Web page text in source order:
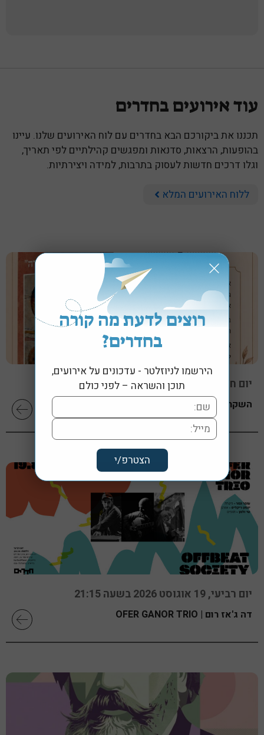
עוד אירועים בחדרים
תכננו את ביקורכם הבא בחדרים עם לוח האירועים שלנו. עיינו
בהופעות, הרצאות, סדנאות ומפגשים קהילתיים לפי תאריך,
וגלו דרכים חדשות לעסוק בתרבות, למידה ויצירתיות.
ללוח האירועים המלא
יום חמישי, 13 אוגוסט 2026 בשעה 19:30
השקת הספר "לב בארץ אסורה" מאת עליזה חדד
יום רביעי, 19 אוגוסט 2026 בשעה 21:15
דה ג'אז רום | OFER GANOR TRIO
רוצים לדעת מה קורה
בחדרים?
הירשמו לניוזלטר - עדכונים על אירועים,
תוכן והשראה – לפני כולם